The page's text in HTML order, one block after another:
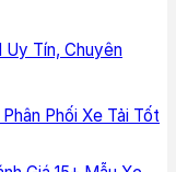
Uy Tín, Chuyên
Phối Xe Tải Tốt